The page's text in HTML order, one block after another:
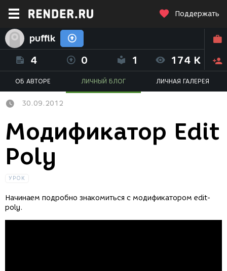
Поддержать
puffik
4 0 1 174 K
ОБ АВТОРЕ ЛИЧНЫЙ БЛОГ ЛИЧНАЯ ГАЛЕРЕЯ
30.09.2012
Модификатор Edit
Poly
УРОК
Начинаем подробно знакомиться с модификатором edit-
poly.